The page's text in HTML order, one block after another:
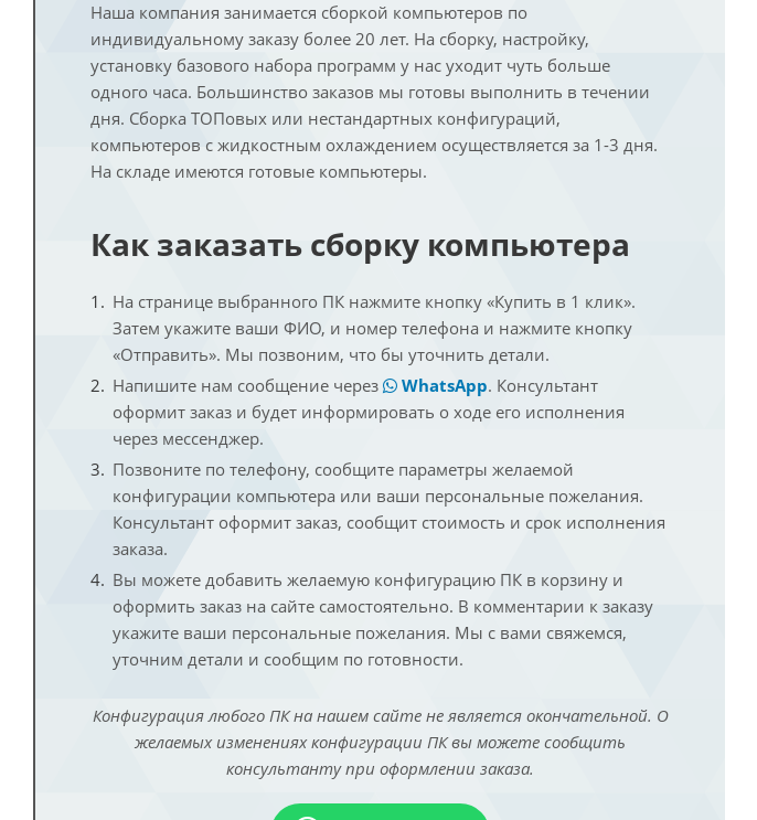
Наша компания занимается сборкой компьютеров по
индивидуальному заказу более 20 лет. На сборку, настройку,
установку базового набора программ у нас уходит чуть больше
одного часа. Большинство заказов мы готовы выполнить в течении
дня. Сборка ТОПовых или нестандартных конфигураций,
компьютеров с жидкостным охлаждением осуществляется за 1-3 дня.
На складе имеются готовые компьютеры.
Как заказать сборку компьютера
На странице выбранного ПК нажмите кнопку «Купить в 1 клик».
Затем укажите ваши ФИО, и номер телефона и нажмите кнопку
«Отправить». Мы позвоним, что бы уточнить детали.
Напишите нам сообщение через
WhatsApp. Консультант
оформит заказ и будет информировать о ходе его исполнения
через мессенджер.
Позвоните по телефону, сообщите параметры желаемой
конфигурации компьютера или ваши персональные пожелания.
Консультант оформит заказ, сообщит стоимость и срок исполнения
заказа.
Вы можете добавить желаемую конфигурацию ПК в корзину и
оформить заказ на сайте самостоятельно. В комментарии к заказу
укажите ваши персональные пожелания. Мы с вами свяжемся,
уточним детали и сообщим по готовности.
Конфигурация любого ПК на нашем сайте не является окончательной. О
желаемых изменениях конфигурации ПК вы можете сообщить
консультанту при оформлении заказа.